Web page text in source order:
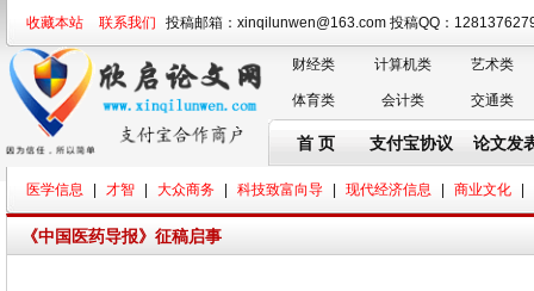
收藏本站 联系我们 投稿邮箱：xinqilunwen@163.com 投稿QQ：
财经类 计算机类 艺术类
体育类 会计类 交通类
首 页 支付宝协议 论文发
医学信息 才智 大众商务 科技致富向导 现代经济信息 商业文化
《中国医药导报》征稿启事